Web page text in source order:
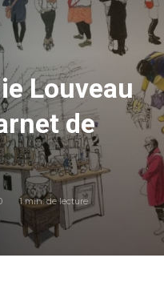
Louveau
de
1 min. de lecture